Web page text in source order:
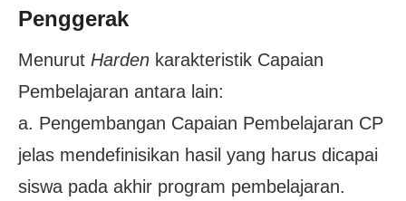
Penggerak
Menurut Harden karakteristik Capaian
Pembelajaran antara lain:
a. Pengembangan Capaian Pembelajaran CP
jelas mendefinisikan hasil yang harus dicapai
siswa pada akhir program pembelajaran.